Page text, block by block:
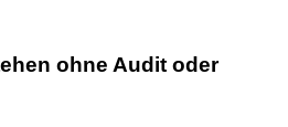
ohne Audit oder